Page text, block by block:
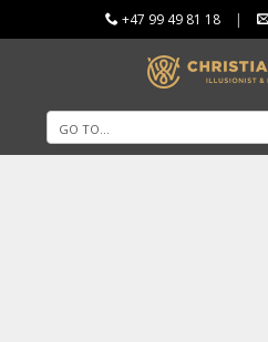
+47 99 49 81 18 |